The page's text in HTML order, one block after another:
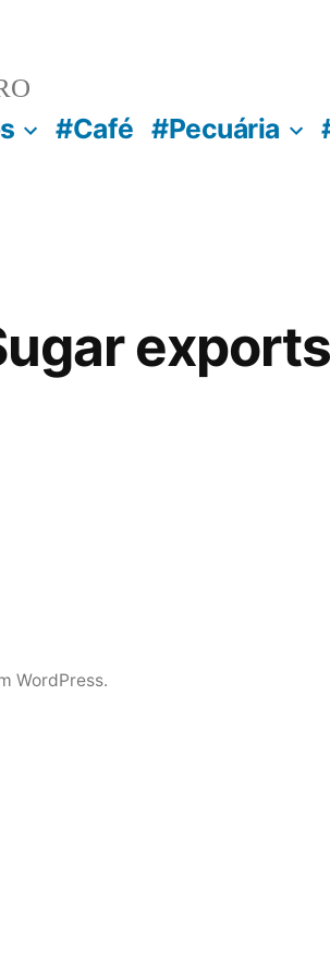
#Café #Pecuária
WordPress.